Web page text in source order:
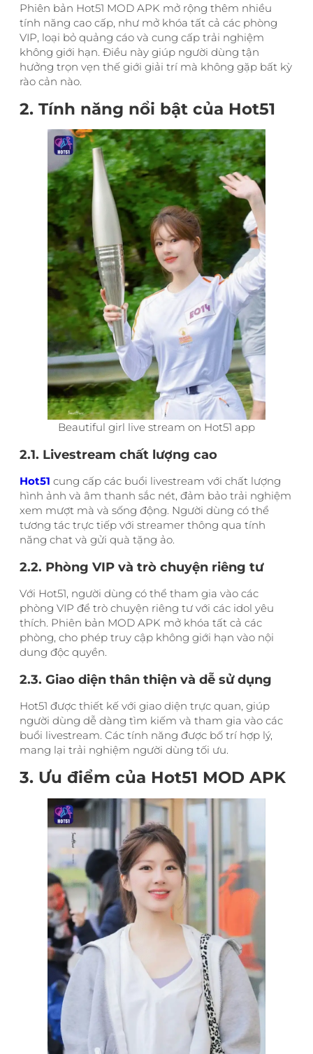
Phiên bản Hot51 MOD APK mở rộng thêm nhiều
tính năng cao cấp, như mở khóa tất cả các phòng
VIP, loại bỏ quảng cáo và cung cấp trải nghiệm
không giới hạn. Điều này giúp người dùng tận
hưởng trọn vẹn thế giới giải trí mà không gặp bất kỳ
rào cản nào.
2. Tính năng nổi bật của Hot51
Beautiful girl live stream on Hot51 app
2.1. Livestream chất lượng cao
Hot51 cung cấp các buổi livestream với chất lượng
hình ảnh và âm thanh sắc nét, đảm bảo trải nghiệm
xem mượt mà và sống động. Người dùng có thể
tương tác trực tiếp với streamer thông qua tính
năng chat và gửi quà tặng ảo.
2.2. Phòng VIP và trò chuyện riêng tư
Với Hot51, người dùng có thể tham gia vào các
phòng VIP để trò chuyện riêng tư với các idol yêu
thích. Phiên bản MOD APK mở khóa tất cả các
phòng, cho phép truy cập không giới hạn vào nội
dung độc quyền.
2.3. Giao diện thân thiện và dễ sử dụng
Hot51 được thiết kế với giao diện trực quan, giúp
người dùng dễ dàng tìm kiếm và tham gia vào các
buổi livestream. Các tính năng được bố trí hợp lý,
mang lại trải nghiệm người dùng tối ưu.
3. Ưu điểm của Hot51 MOD APK